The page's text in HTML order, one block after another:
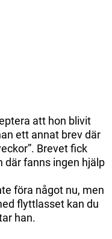
att hon blivit
ett annat brev där
Brevet fick
där fanns ingen hjälp
föra något nu, men
flyttlasset kan du
han.